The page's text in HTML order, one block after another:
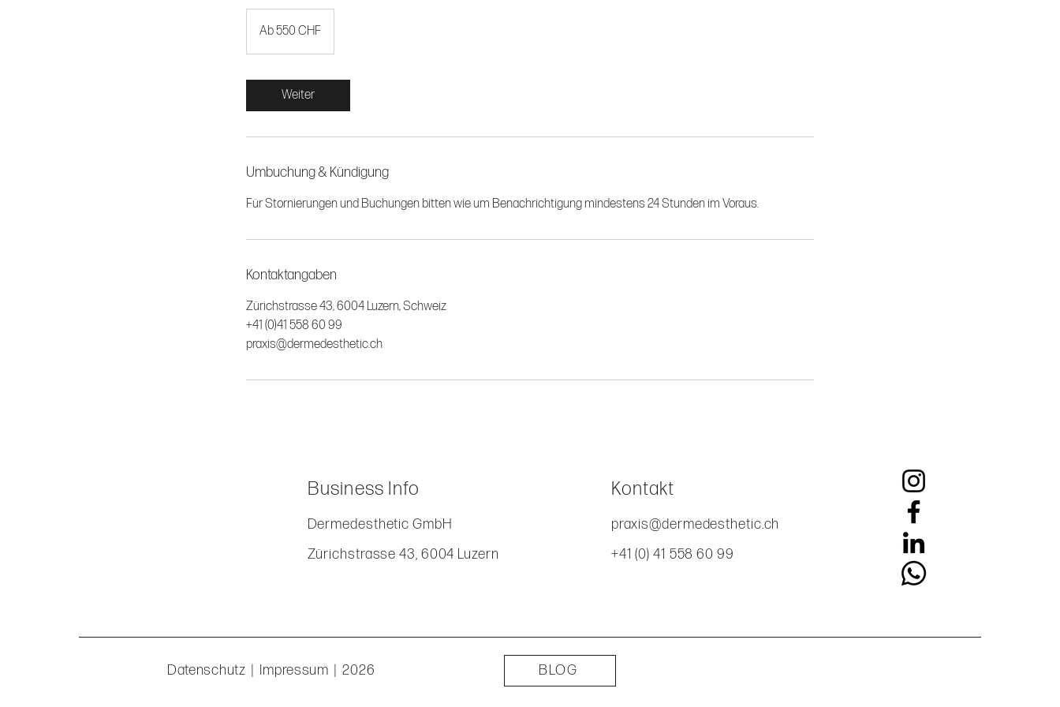
CHFAb 550 CHF
Weiter
Umbuchung & Kündigung
Für Stornierungen und Buchungen bitten wie um Benachrichtigung mindestens 24 Stunden im Voraus.
Kontaktangaben
Zürichstrasse 43, 6004 Luzern, Schweiz
+41 (0)41 558 60 99
praxis@dermedesthetic.ch
Business Info
Dermedesthetic GmbH
Zürichstrasse 43, 6004 Luzern
Kontakt
praxis@dermedesthetic.ch
+41 (0) 41 558 60 99
Datenschutz Impressum | 2026 BLOG